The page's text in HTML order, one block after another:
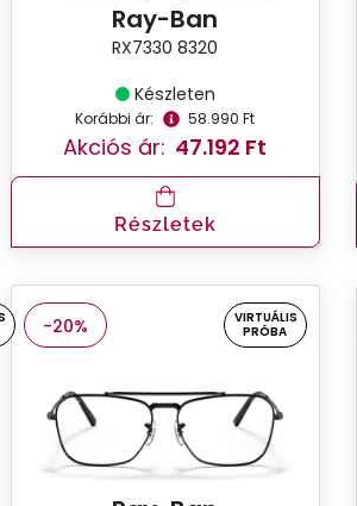
Ray-Ban
RX7330 8320
Készleten
Korábbi ár: 58.990 Ft
Akciós ár: 47.192 Ft
Részletek
-20%
VIRTUÁLIS
PRÓBA